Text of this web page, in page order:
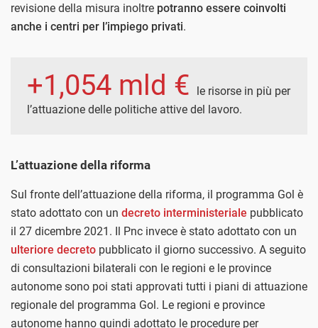
revisione della misura inoltre potranno essere coinvolti
anche i centri per l’impiego privati.
+1,054 mld €
le risorse in più per
l’attuazione delle politiche attive del lavoro.
L’attuazione della riforma
Sul fronte dell’attuazione della riforma, il programma Gol è
stato adottato con un decreto interministeriale pubblicato
il 27 dicembre 2021. Il Pnc invece è stato adottato con un
ulteriore decreto pubblicato il giorno successivo. A seguito
di consultazioni bilaterali con le regioni e le province
autonome sono poi stati approvati tutti i piani di attuazione
regionale del programma Gol. Le regioni e province
autonome hanno quindi adottato le procedure per